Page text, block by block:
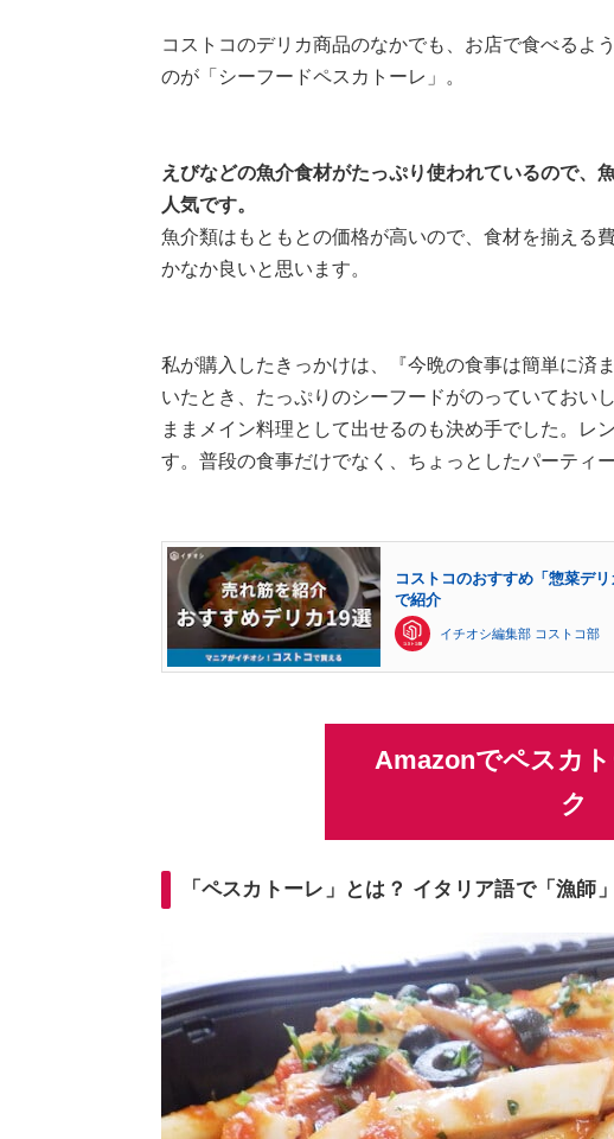
コストコのデリカ商品のなかでも、お店で食べるよ
のが「シーフードペスカトーレ」。
えびなどの魚介食材がたっぷり使われているので、
人気です。
魚介類はもともとの価格が高いので、食材を揃える
かなか良いと思います。
私が購入したきっかけは、『今晩の食事は簡単に済
いたとき、たっぷりのシーフードがのっていておい
ままメイン料理として出せるのも決め手でした。レ
す。普段の食事だけでなく、ちょっとしたパーティ
コストコのおすすめ「惣菜デ
で紹介
イチオシ編集部 コストコ部
Amazonでペスカ
ク
「ペスカトーレ」とは？ イタリア語で「漁師